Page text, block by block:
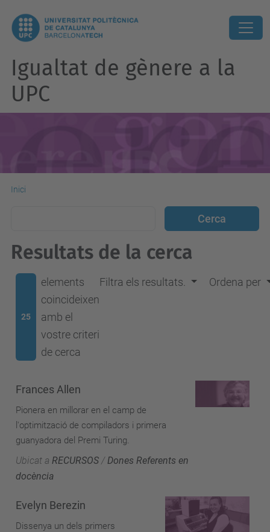
Igualtat de gènere a la
UPC
Inici
Resultats de la cerca
25
elements
coincideixen
amb el
vostre criteri
de cerca
Filtra els resultats. Ordena per
Frances Allen
Pionera en millorar en el camp de
l'optimització de compiladors i primera
guanyadora del Premi Turing.
Ubicat a RECURSOS / Dones Referents en
docència
Evelyn Berezin
Dissenya un dels primers